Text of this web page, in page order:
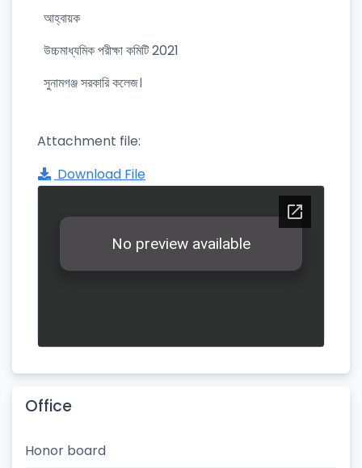
আহ্বায়ক
উচ্চমাধ্যমিক পরীক্ষা কমিটি 2021
সুনামগঞ্জ সরকারি কলেজ।
Attachment file:
Download File
Office
Honor board